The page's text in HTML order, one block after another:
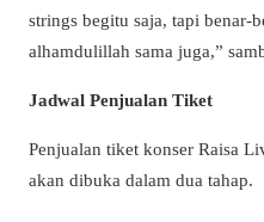
strings begitu saja, tapi benar-
alhamdulillah sama juga,”
Jadwal Penjualan Tiket
Penjualan tiket konser Raisa
akan dibuka dalam dua tahap.